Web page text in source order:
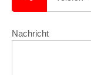
Nachricht